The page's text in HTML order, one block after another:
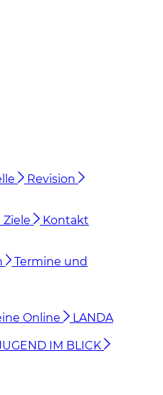
Revision
Ziele Kontakt
Termine und
Online LANDA
IM BLICK